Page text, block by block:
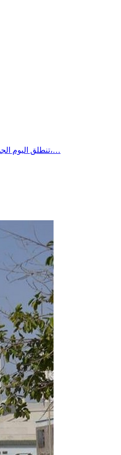
تنطلق اليوم الجمعة 23 جويلية 2026 في منطقة الشرقي من جزيرة قرقنة فعاليات الأيام الثقافية، التي تنظمها جمعية اللود للتنمية والثقافة والبيئة بالشرقي بدعم من وزارة الشؤون الثقافية،…